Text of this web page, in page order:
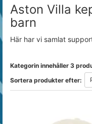
Aston Villa
barn
Här har vi samlat
Kategorin innehåller 3
Sortera produkter efter: